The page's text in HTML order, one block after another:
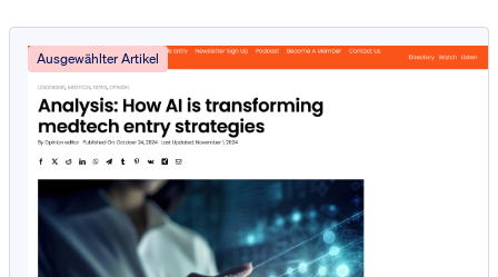
Ausgewählter Artikel